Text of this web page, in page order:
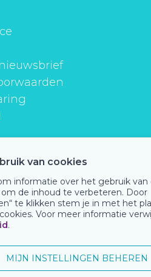
van cookies
informatie over het gebruik van
de inhoud te verbeteren. Door
te klikken stem je in met het
Voor meer informatie
.
MIJN INSTELLINGEN BEHEREN